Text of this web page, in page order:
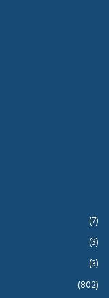
(7)
(3)
(3)
(802)